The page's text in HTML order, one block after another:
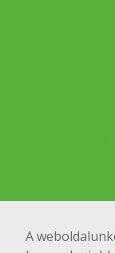
A